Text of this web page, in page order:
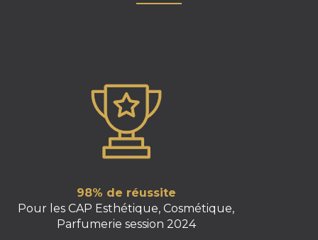
98% de réussite
Pour les CAP Esthétique, Cosmétique,
Parfumerie session 2024